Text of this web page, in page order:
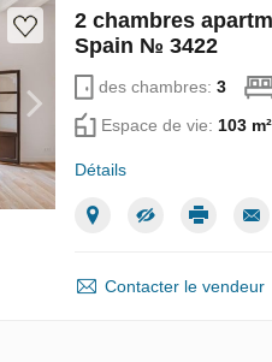
2 chambres
Spain № 3422
des chambres:3
Espace de vie: 103 m²
Détails
Contacter le vendeur